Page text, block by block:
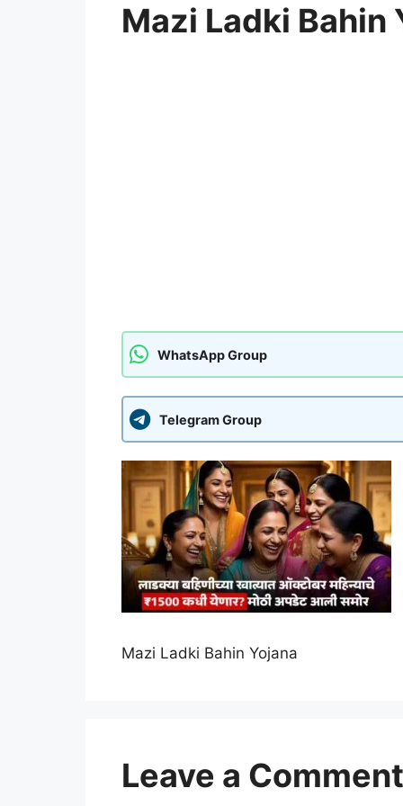
Mazi Ladki Bahin
WhatsApp Group
Telegram Group
Mazi Ladki Bahin Yojana
Leave a Comment